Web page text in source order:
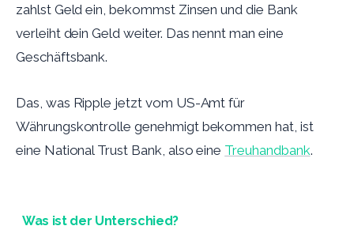
zahlst Geld ein, bekommst Zinsen und die Bank
verleiht dein Geld weiter. Das nennt man eine
Geschäftsbank.
Das, was Ripple jetzt vom US-Amt für
Währungskontrolle genehmigt bekommen hat, ist
eine National Trust Bank, also eine Treuhandbank.
Was ist der Unterschied?